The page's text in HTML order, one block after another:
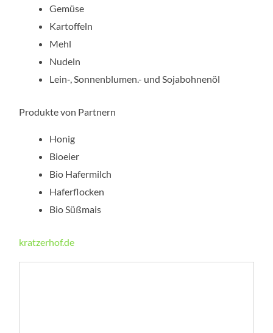
Gemüse
Kartoffeln
Mehl
Nudeln
Lein‑, Sonnenblumen.- und Sojabohnenöl
Produkte von Partnern
Honig
Bioeier
Bio Hafermilch
Haferflocken
Bio Süßmais
kratzerhof.de